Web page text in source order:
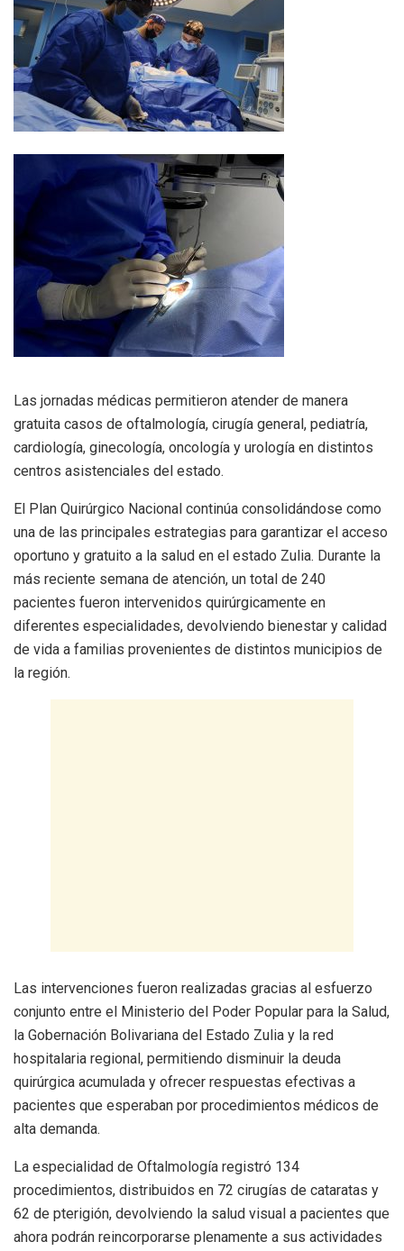
Las jornadas médicas permitieron atender de manera
gratuita casos de oftalmología, cirugía general, pediatría,
cardiología, ginecología, oncología y urología en distintos
centros asistenciales del estado.
El Plan Quirúrgico Nacional continúa consolidándose como
una de las principales estrategias para garantizar el acceso
oportuno y gratuito a la salud en el estado Zulia. Durante la
más reciente semana de atención, un total de 240
pacientes fueron intervenidos quirúrgicamente en
diferentes especialidades, devolviendo bienestar y calidad
de vida a familias provenientes de distintos municipios de
la región.
Las intervenciones fueron realizadas gracias al esfuerzo
conjunto entre el Ministerio del Poder Popular para la Salud,
la Gobernación Bolivariana del Estado Zulia y la red
hospitalaria regional, permitiendo disminuir la deuda
quirúrgica acumulada y ofrecer respuestas efectivas a
pacientes que esperaban por procedimientos médicos de
alta demanda.
La especialidad de Oftalmología registró 134
procedimientos, distribuidos en 72 cirugías de cataratas y
62 de pterigión, devolviendo la salud visual a pacientes que
ahora podrán reincorporarse plenamente a sus actividades